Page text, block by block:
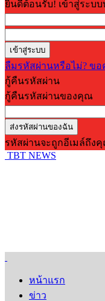
ยินดีต้อนรับ! เข้าสู่ระบ
ลืมรหัสผ่านหรือไม่? ขอ
กู้คืนรหัสผ่าน
กู้คืนรหัสผ่านของคุณ
รหัสผ่านจะถูกอีเมล์ถึง
TBT NEWS
หน้าแรก
ข่าว